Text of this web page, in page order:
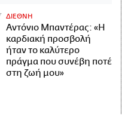
ΔΙΕΘΝΗ
Αντόνιο Μπαντέρας: «Η
καρδιακή προσβολή
ήταν το καλύτερο
πράγμα που συνέβη ποτέ
στη ζωή μου»